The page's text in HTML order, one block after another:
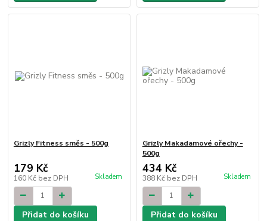
Grizly Fitness směs - 500g
179 Kč
160 Kč bez DPH Skladem
Přidat do košíku
Grizly Makadamové ořechy -
500g
434 Kč
388 Kč bez DPH Skladem
Přidat do košíku